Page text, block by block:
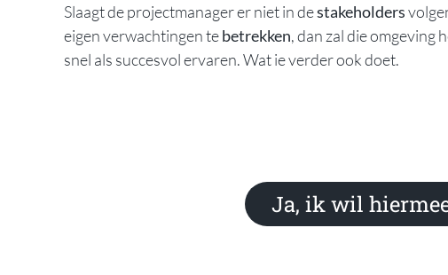
Slaagt de projectmanager er niet in destakeholders
eigen verwachtingen tebetrekken, dan zal die omgeving
snel als succesvol ervaren. Wat ie verder ook doet.
Ja, ik wil